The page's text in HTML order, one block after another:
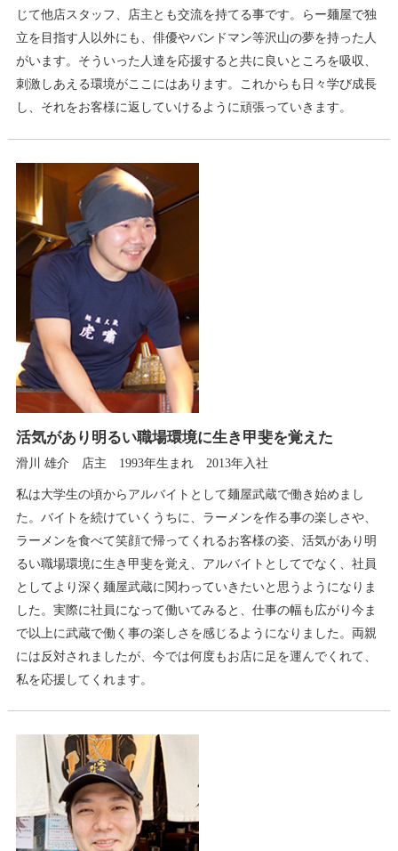
じて他店スタッフ、店主とも交流を持てる事です。らー麺屋で独
立を目指す人以外にも、俳優やバンドマン等沢山の夢を持った人
がいます。そういった人達を応援すると共に良いところを吸収、
刺激しあえる環境がここにはあります。これからも日々学び成長
し、それをお客様に返していけるように頑張っていきます。
活気があり明るい職場環境に生き甲斐を覚えた
滑川 雄介 店主 1993年生まれ 2013年入社
私は大学生の頃からアルバイトとして麺屋武蔵で働き始めまし
た。バイトを続けていくうちに、ラーメンを作る事の楽しさや、
ラーメンを食べて笑顔で帰ってくれるお客様の姿、活気があり明
るい職場環境に生き甲斐を覚え、アルバイトとしてでなく、社員
としてより深く麺屋武蔵に関わっていきたいと思うようになりま
した。実際に社員になって働いてみると、仕事の幅も広がり今ま
で以上に武蔵で働く事の楽しさを感じるようになりました。両親
には反対されましたが、今では何度もお店に足を運んでくれて、
私を応援してくれます。